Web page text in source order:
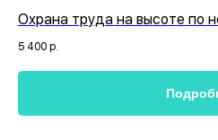
Охрана труда на высоте по
5 400 р.